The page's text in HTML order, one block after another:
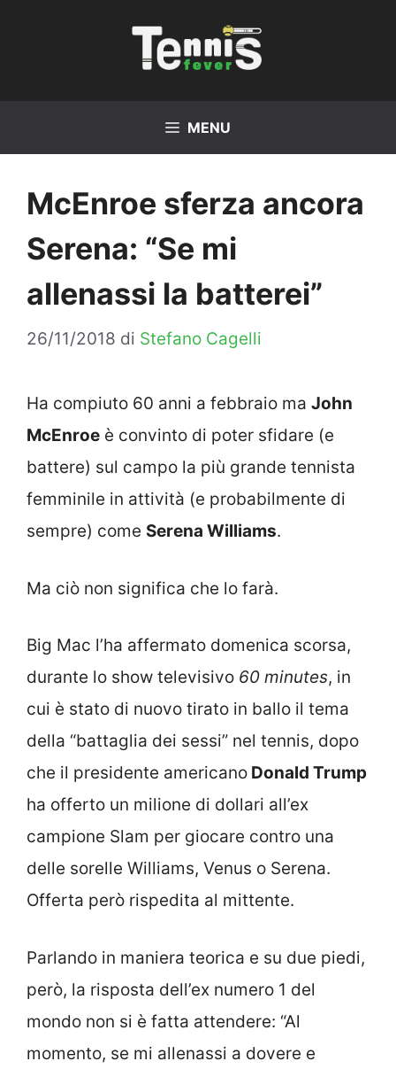
MENU
McEnroe sferza ancora
Serena: “Se mi
allenassi la batterei”
26/11/2018 di Stefano Cagelli
Ha compiuto 60 anni a febbraio ma John
McEnroe è convinto di poter sfidare (e
battere) sul campo la più grande tennista
femminile in attività (e probabilmente di
sempre) come Serena Williams.
Ma ciò non significa che lo farà.
Big Mac l’ha affermato domenica scorsa,
durante lo show televisivo 60 minutes, in
cui è stato di nuovo tirato in ballo il tema
della “battaglia dei sessi” nel tennis, dopo
che il presidente americano Donald Trump
ha offerto un milione di dollari all’ex
campione Slam per giocare contro una
delle sorelle Williams, Venus o Serena.
Offerta però rispedita al mittente.
Parlando in maniera teorica e su due piedi,
però, la risposta dell’ex numero 1 del
mondo non si è fatta attendere: “Al
momento, se mi allenassi a dovere e